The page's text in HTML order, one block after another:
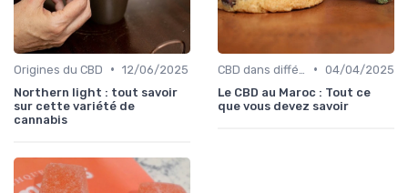
Origines du CBD • 12/06/2025
Northern light : tout savoir
sur cette variété de
cannabis
• 04/04/2025
Le CBD au Maroc : Tout ce
que vous devez savoir